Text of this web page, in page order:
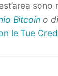
Bitcoino di
le Tue